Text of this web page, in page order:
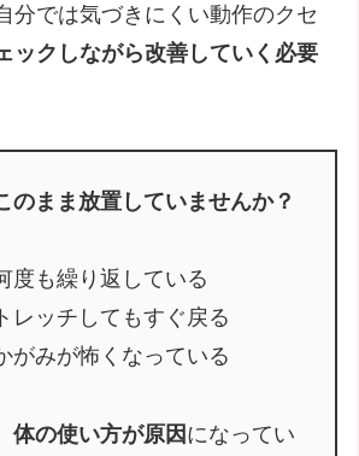
分では気づきにくい動作のクセ
ックしながら改善していく必要
のまま放置していませんか？
度も繰り返している
レッチしてもすぐ戻る
がみが怖くなっている
体の使い方が原因 になってい